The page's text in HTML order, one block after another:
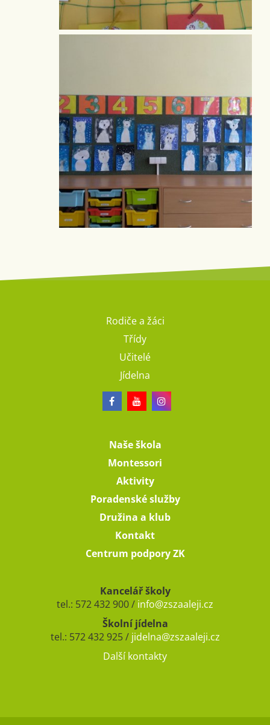
Rodiče a žáci
Třídy
Učitelé
Jídelna
Naše škola
Montessori
Aktivity
Poradenské služby
Družina a klub
Kontakt
Centrum podpory ZK
Kancelář školy
tel.: 572 432 900 / info@zszaaleji.cz
Školní jídelna
tel.: 572 432 925 / jidelna@zszaaleji.cz
Další kontakty